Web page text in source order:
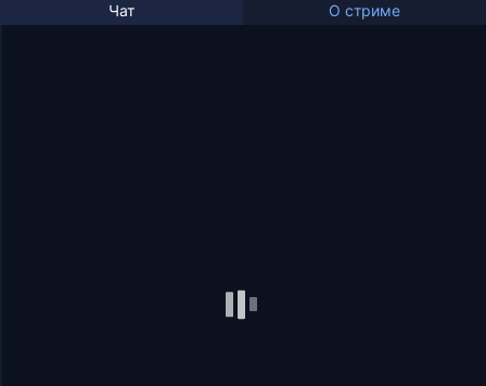
Чат О стриме